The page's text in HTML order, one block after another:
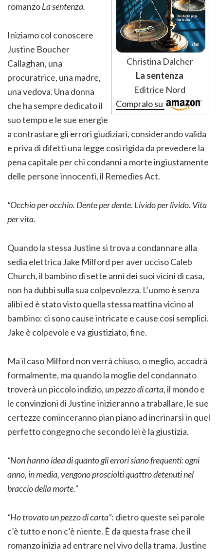
Christina Dalcher
La sentenza
Editrice Nord
Compralo su
romanzoLa sentenza.
Iniziamo col conoscere
Justine Boucher
Callaghan, una
procuratrice, una madre,
una vedova. Una donna
che ha sempre dedicato il
suo tempo e le sue energie
a contrastare gli errori giudiziari, considerando valida
e priva di difetti una legge così rigida da prevedere la
pena capitale per chi condanni a morte ingiustamente
delle persone innocenti, il Remedies Act.
“Occhio per occhio. Dente per dente. Livido per livido. Vita
per vita.
Quando la stessa Justine si trova a condannare alla
sedia elettrica Jake Milford per aver ucciso Caleb
Church, il bambino di sette anni dei suoi vicini di casa,
non ha dubbi sulla sua colpevolezza. L’uomo è senza
alibi ed è stato visto quella stessa mattina vicino al
bambino: ci sono cause intricate e cause così semplici.
Jake è colpevole e va giustiziato, fine.
Ma il caso Milford non verrà chiuso, o meglio, accadrà
formalmente, ma quando la moglie del condannato
troverà un piccolo indizio,un pezzo di carta, il mondo e
le convinzioni di Justine inizieranno a traballare, le sue
certezze cominceranno pian piano ad incrinarsi in quel
perfetto congegno che secondo lei è la giustizia.
“Non hanno idea di quanto gli errori siano frequenti: ogni
anno, in media, vengono prosciolti quattro detenuti nel
braccio della morte.”
“Ho trovato un pezzo di carta”: dietro queste sei parole
c’è tutto e non c’è niente. È da questa frase che il
romanzo inizia ad entrare nel vivo della trama. Justine